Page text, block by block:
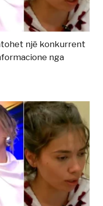
një konkurrent
nga